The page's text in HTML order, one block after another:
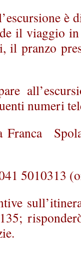
è
il viaggio
il pranzo
numeri
Franca
5010313